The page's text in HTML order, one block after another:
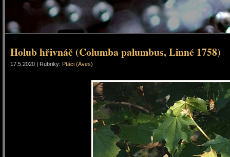
Holub hřivnáč (Columba palumbus, Linné 1758)
17.5.2020 | Rubriky: Ptáci (Aves)